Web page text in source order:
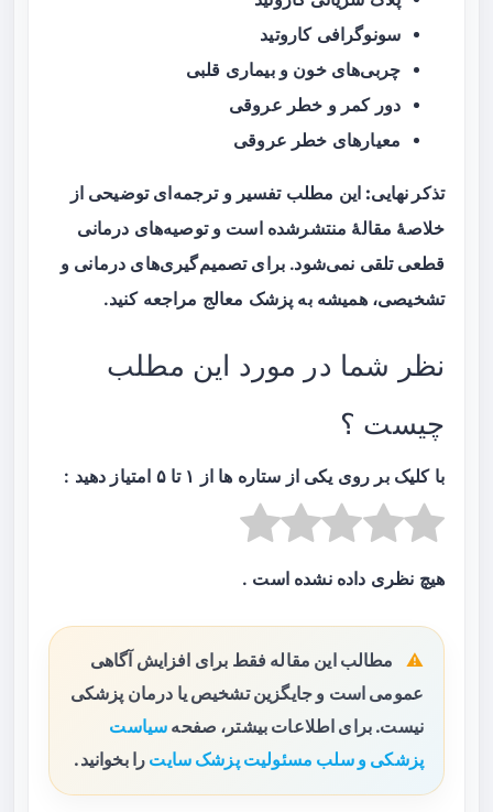
سونوگرافی کاروتید
چربی‌های خون و بیماری قلبی
دور کمر و خطر عروقی
معیارهای خطر عروقی
تذکر نهایی: این مطلب تفسیر و ترجمه‌ای توضیحی از
خلاصهٔ مقالهٔ منتشرشده است و توصیه‌های درمانی
قطعی تلقی نمی‌شود. برای تصمیم‌گیری‌های درمانی و
تشخیصی، همیشه به پزشک معالج مراجعه کنید.
نظر شما در مورد این مطلب
چیست ؟
با کلیک بر روی یکی از ستاره ها از ۱ تا ۵ امتیاز دهید :
هیچ نظری داده نشده است .
مطالب این مقاله فقط برای افزایش آگاهی
عمومی است و جایگزین تشخیص یا درمان پزشکی
نیست. برای اطلاعات بیشتر، صفحه سیاست
پزشکی و سلب مسئولیت پزشک سایت را بخوانید.